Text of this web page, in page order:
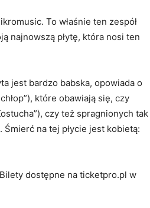
To właśnie ten zespół
najnowszą płytę, która nosi ten
jest bardzo babska, opowiada o
które obawiają się, czy
czy też spragnionych tak
Śmierć na tej płycie jest kobietą:
dostępne na ticketpro.pl w